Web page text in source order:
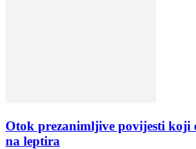
Otok prezanimljive povijesti koji
na leptira